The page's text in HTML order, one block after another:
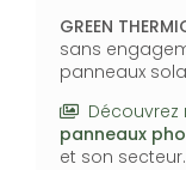
GREEN
sans
panneaux
panneaux
et son secteur.